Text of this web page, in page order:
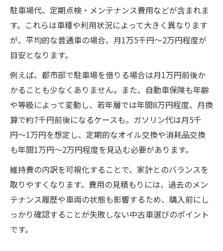
中古軽自動車の維持費が安い理由を解説
月々の負担を抑える中古車の選び方
中古軽自動車の維持費を年間で比較
学生にもおすすめの中古軽自動車維持費
生活と両立する中古車の賢い選び方
中古車維持費と生活費のバランス術
無理なく維持できる中古車の選び方
維持費シミュレーションで見極める賢い方
法
年間維持費から考える中古車選び
節約志向の方必見の中古車維持費比較
年間維持費から読み解く中古車の負担
駐車場代、定期点検・メンテナンス費用などが含まれま
す。これらは車種や利用状況によって大きく異なります
が、平均的な普通車の場合、月1万5千円〜2万円程度が
目安となります。
例えば、都市部で駐車場を借りる場合は月1万円前後か
かることも少なくありません。また、自動車保険も年齢
や等級によって変動し、若年層では年間8万円程度、月換
算で約7千円前後になるケースも。ガソリン代は月5千
円〜1万円を想定し、定期的なオイル交換や消耗品交換
も年間1万円〜2万円程度を見込む必要があります。
維持費の内訳を可視化することで、家計とのバランスを
取りやすくなります。費用の見積もりには、過去のメン
テナンス履歴や車両の状態も影響するため、購入前にし
っかり確認することが失敗しない中古車選びのポイント
です。